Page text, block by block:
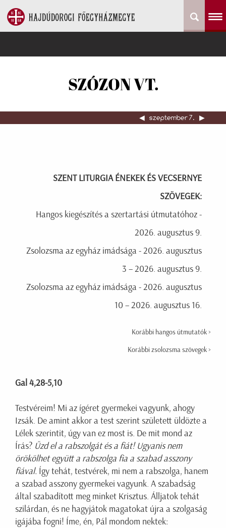
SZÓZON VT.
◀︎ szeptember 7. ▶︎
SZENT LITURGIA ÉNEKEK ÉS VECSERNYE
SZÖVEGEK:
Hangos kiegészítés a szertartási útmutatóhoz -
2026. augusztus 9.
Zsolozsma az egyház imádsága - 2026. augusztus
3 – 2026. augusztus 9.
Zsolozsma az egyház imádsága - 2026. augusztus
10 – 2026. augusztus 16.
Korábbi hangos útmutatók >
Korábbi zsolozsma szövegek >
Gal 4,28-5,10
Testvéreim! Mi az ígéret gyermekei vagyunk, ahogy
Izsák. De amint akkor a test szerint született üldözte a
Lélek szerintit, úgy van ez most is. De mit mond az
Írás? Űzd el a rabszolgát és a fiát! Ugyanis nem
örökölhet együtt a rabszolga fia a szabad asszony
fiával. Így tehát, testvérek, mi nem a rabszolga, hanem
a szabad asszony gyermekei vagyunk. A szabadság
által szabadított meg minket Krisztus. Álljatok tehát
szilárdan, és ne hagyjátok magatokat újra a szolgaság
igájába fogni! Íme, én, Pál mondom nektek: